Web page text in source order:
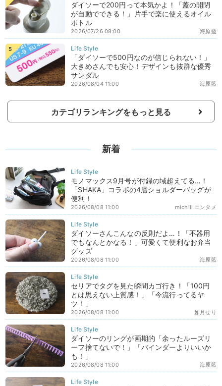
ダイソーで200円って本気かよ！「蓋の開閉
が自動でできる！」片手で楽に使えるオイル
ボトル
海原藍
2026/07/26 08:00
「ダイソーで500円なのが信じられない！」
大きめさんでも安心！デザインも抜群な優秀
サンダル
海原藍
2026/08/04 11:00
カテゴリランキングをもっと見る
新着
モノマックス9月号が付録の域超えてる…！
「SHAKA」コラボの4層ショルダーバッグが
便利！
michill エンタメ
2026/08/08 11:00
ダイソーさんこんなの反則だよ…！「不器用
でもなんとかなる！」可愛くて便利なお弁当
グッズ
海原藍
2026/08/08 11:00
セリアでタグを見た瞬間カゴ行き！「100円
とは思えない上質感！」「今流行ってるヤ
ツ！」
如月せり
2026/08/08 11:00
ダイソーのリングが画期的「余ったルーズリ
ーフ捨てないで！」「バインダーよりいいか
も！」
海原藍
2026/08/08 11:00